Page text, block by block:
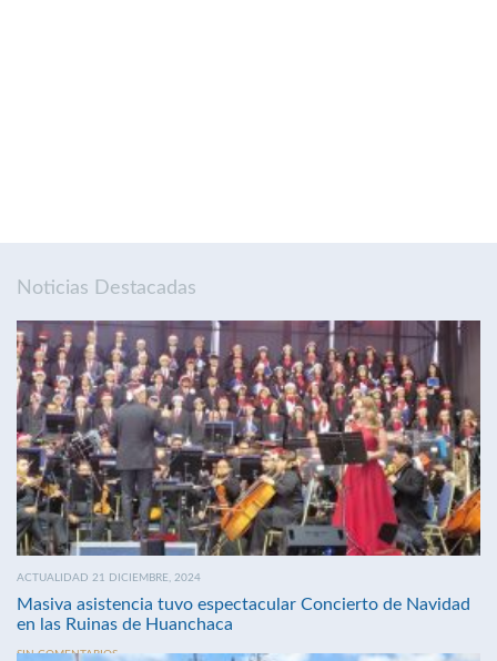
Noticias Destacadas
ACTUALIDAD 21 DICIEMBRE, 2024
Masiva asistencia tuvo espectacular Concierto de Navidad
en las Ruinas de Huanchaca
SIN COMENTARIOS